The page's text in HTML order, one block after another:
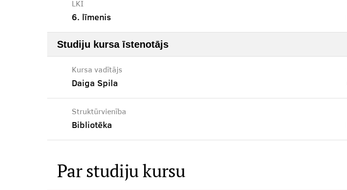
LKI
6. līmenis
Studiju kursa īstenotājs
Kursa vadītājs
Daiga Spila
Struktūrvienība
Bibliotēka
Par studiju kursu